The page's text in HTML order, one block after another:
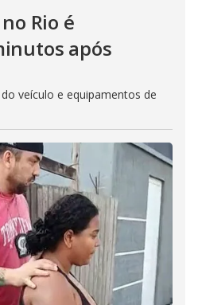
Rio é
após
veículo e equipamentos de